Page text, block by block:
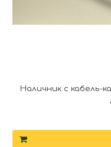
Наличник с кабель-